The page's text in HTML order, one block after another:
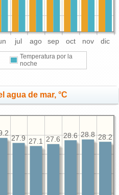
jul ago sep oct nov dic
Temperatura por la
noche
agua de mar, °C
28.2
28.8
28.6
27.6
27.1
27.9